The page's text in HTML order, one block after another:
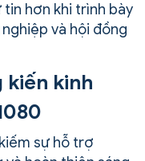
hơn khi trình bày
và hội đồng
kiến kinh
sự hỗ trợ